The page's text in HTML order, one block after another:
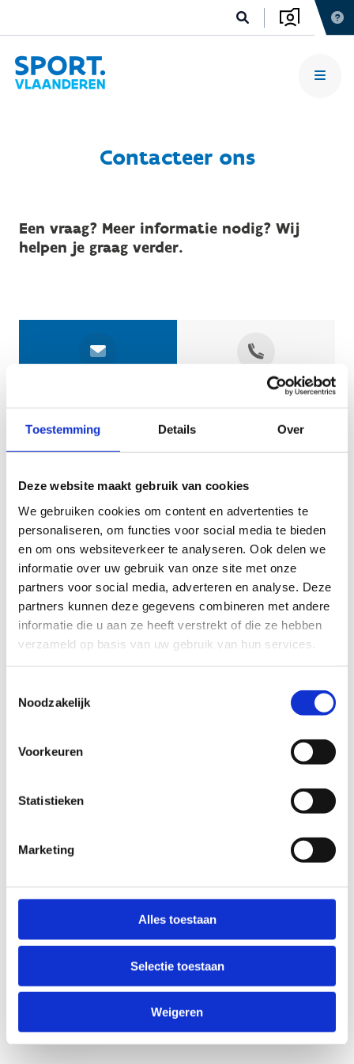
Toestemming Details Over
Deze website maakt gebruik van cookies
We gebruiken cookies om content en advertenties te
personaliseren, om functies voor social media te bieden
en om ons websiteverkeer te analyseren. Ook delen we
informatie over uw gebruik van onze site met onze
partners voor social media, adverteren en analyse. Deze
partners kunnen deze gegevens combineren met andere
informatie die u aan ze heeft verstrekt of die ze hebben
verzameld op basis van uw gebruik van hun services.
Noodzakelijk
Voorkeuren
Statistieken
Marketing
Alles toestaan
Selectie toestaan
Weigeren
Contacteer ons
Een vraag? Meer informatie nodig? Wij
helpen je graag verder.
Geef aan tot welk domein jouw vraag behoort
KIES EEN DOMEIN
Jouw vraag
Anti-Robot Verification
Click to start verification
Verzend